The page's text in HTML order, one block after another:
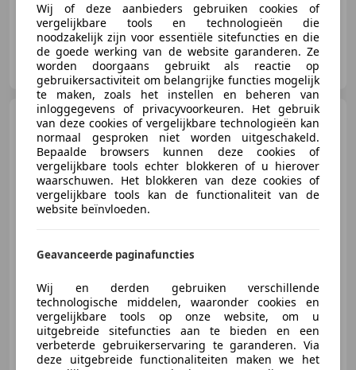
Toyota Cappendijk Vlissingen
NL-4382 NA VLISSINGEN
Toyota RAV 42.5 Hybrid
AWD Active | Trekhaak
163 kW (222 PK)
Wij of deze aanbieders gebruiken cookies of
vergelijkbare tools en technologieën die
noodzakelijk zijn voor essentiële sitefuncties en die
de goede werking van de website garanderen. Ze
worden doorgaans gebruikt als reactie op
gebruikersactiviteit om belangrijke functies mogelijk
te maken, zoals het instellen en beheren van
inloggegevens of privacyvoorkeuren. Het gebruik
van deze cookies of vergelijkbare technologieën kan
normaal gesproken niet worden uitgeschakeld.
Bepaalde browsers kunnen deze cookies of
vergelijkbare tools echter blokkeren of u hierover
waarschuwen. Het blokkeren van deze cookies of
vergelijkbare tools kan de functionaliteit van de
website beïnvloeden.
Geavanceerde paginafuncties
Wij en derden gebruiken verschillende
technologische middelen, waaronder cookies en
vergelijkbare tools op onze website, om u
uitgebreide sitefuncties aan te bieden en een
verbeterde gebruikerservaring te garanderen. Via
deze uitgebreide functionaliteiten maken we het